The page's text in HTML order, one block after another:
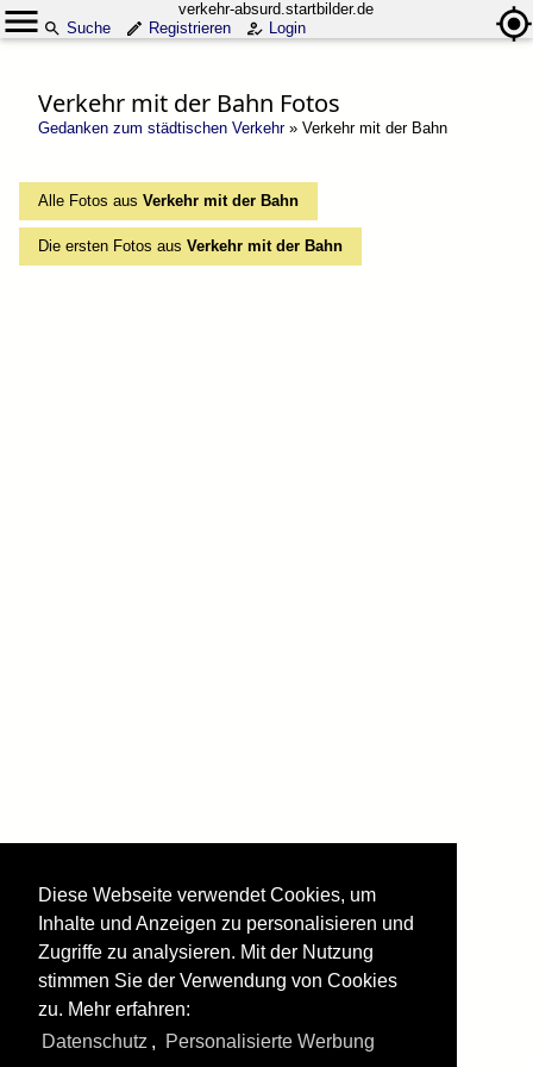
verkehr-absurd.startbilder.de
Suche
Registrieren Login
Verkehr mit der Bahn Fotos
Gedanken zum städtischen Verkehr» Verkehr mit der Bahn
Alle Fotos aus Verkehr mit der Bahn
Die ersten Fotos aus Verkehr mit der Bahn
Alle Fotos aus Verkehr mit der Bahn
Diese Webseite verwendet Cookies, um
Inhalte und Anzeigen zu personalisieren und
Zugriffe zu analysieren. Mit der Nutzung
stimmen Sie der Verwendung von Cookies
zu. Mehr erfahren:
Datenschutz , Personalisierte Werbung